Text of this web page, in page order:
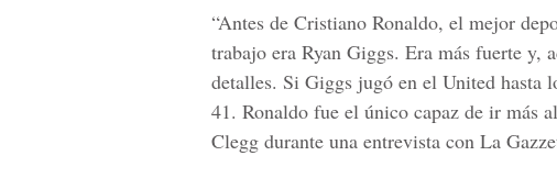
“Antes de Cristiano Ronaldo, el mejor
trabajo era Ryan Giggs. Era más fuerte y,
detalles. Si Giggs jugó en el United hasta
41. Ronaldo fue el único capaz de ir más
Clegg durante una entrevista con La